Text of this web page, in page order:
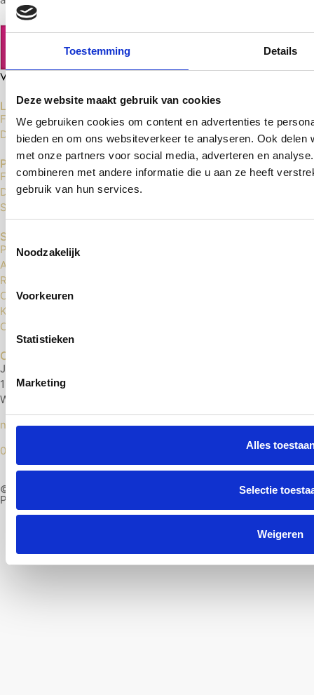
Toestemming Details
Deze website maakt gebruik van cookies
We gebruiken cookies om content en advertenties te
bieden en om ons websiteverkeer te analyseren. Ook
met onze partners voor social media, adverteren en
combineren met andere informatie die u aan ze heeft
gebruik van hun services.
Toestemmingsselectie
Noodzakelijk
Voorkeuren
Statistieken
Marketing
Alles
Selectie
Weigeren
Laminaat Vloeren
Floer Laminaat
Douwes Dekker Laminaat
PVC Vloeren
Floer Click PVC
Douwes Dekker Click PVC
Sense Click PVC
Service
Privacybeleid
Algemene voorwaarden
Retourneren
Contact
Klachten
Cookies
Contact
Jonge Voolweg 29
1521 RH
Wormerveer
nextlevelvloerenshop@gmail.com
075 204 75 54
© Next Level Vloeren 2026
Professional Web Design by Groove